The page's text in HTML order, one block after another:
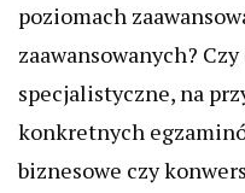
poziomach
zaawansowanych?
specjalistyczne, na
konkretnych
biznesowe czy